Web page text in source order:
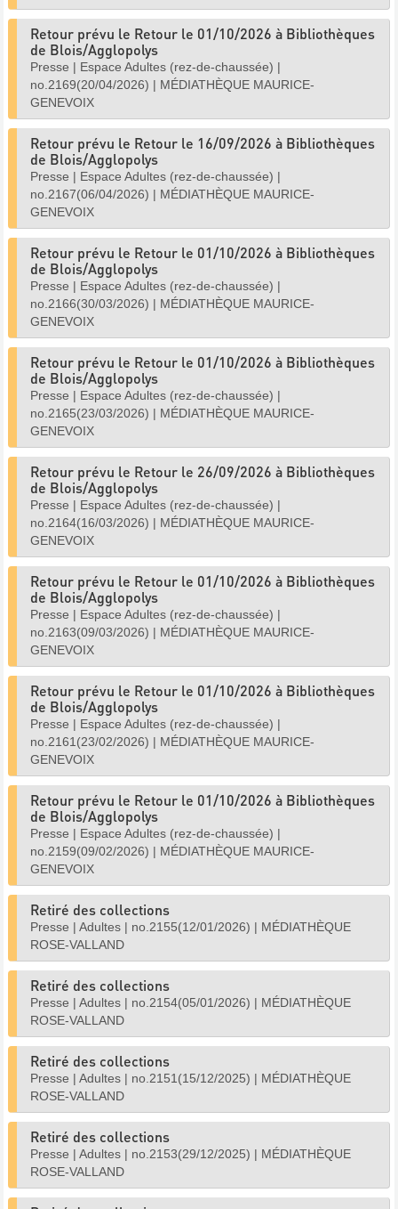
Retour prévu le Retour le 01/10/2026 à Bibliothèques
de Blois/Agglopolys
Presse | Espace Adultes (rez-de-chaussée) |
no.2169(20/04/2026) | MÉDIATHÈQUE MAURICE-
GENEVOIX
Retour prévu le Retour le 16/09/2026 à Bibliothèques
de Blois/Agglopolys
Presse | Espace Adultes (rez-de-chaussée) |
no.2167(06/04/2026) | MÉDIATHÈQUE MAURICE-
GENEVOIX
Retour prévu le Retour le 01/10/2026 à Bibliothèques
de Blois/Agglopolys
Presse | Espace Adultes (rez-de-chaussée) |
no.2166(30/03/2026) | MÉDIATHÈQUE MAURICE-
GENEVOIX
Retour prévu le Retour le 01/10/2026 à Bibliothèques
de Blois/Agglopolys
Presse | Espace Adultes (rez-de-chaussée) |
no.2165(23/03/2026) | MÉDIATHÈQUE MAURICE-
GENEVOIX
Retour prévu le Retour le 26/09/2026 à Bibliothèques
de Blois/Agglopolys
Presse | Espace Adultes (rez-de-chaussée) |
no.2164(16/03/2026) | MÉDIATHÈQUE MAURICE-
GENEVOIX
Retour prévu le Retour le 01/10/2026 à Bibliothèques
de Blois/Agglopolys
Presse | Espace Adultes (rez-de-chaussée) |
no.2163(09/03/2026) | MÉDIATHÈQUE MAURICE-
GENEVOIX
Retour prévu le Retour le 01/10/2026 à Bibliothèques
de Blois/Agglopolys
Presse | Espace Adultes (rez-de-chaussée) |
no.2161(23/02/2026) | MÉDIATHÈQUE MAURICE-
GENEVOIX
Retour prévu le Retour le 01/10/2026 à Bibliothèques
de Blois/Agglopolys
Presse | Espace Adultes (rez-de-chaussée) |
no.2159(09/02/2026) | MÉDIATHÈQUE MAURICE-
GENEVOIX
Retiré des collections
Presse | Adultes | no.2155(12/01/2026) | MÉDIATHÈQUE
ROSE-VALLAND
Retiré des collections
Presse | Adultes | no.2154(05/01/2026) | MÉDIATHÈQUE
ROSE-VALLAND
Retiré des collections
Presse | Adultes | no.2151(15/12/2025) | MÉDIATHÈQUE
ROSE-VALLAND
Retiré des collections
Presse | Adultes | no.2153(29/12/2025) | MÉDIATHÈQUE
ROSE-VALLAND